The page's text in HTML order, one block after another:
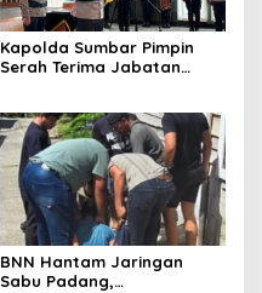
Kapolda Sumbar Pimpin
Serah Terima Jabatan
BNN Hantam Jaringan
Sabu Padang,